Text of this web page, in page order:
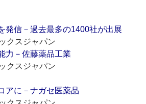
発信－過去最多の1400社が出展
クスジャパン
力－佐藤薬品工業
クスジャパン
アに－ナガセ医薬品